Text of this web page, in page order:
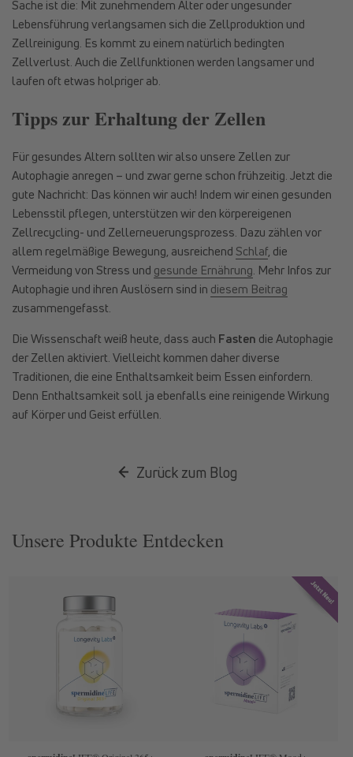
Sache ist die: Mit zunehmendem Alter oder ungesunder
Lebensführung verlangsamen sich die Zellproduktion und
Zellreinigung. Es kommt zu einem natürlich bedingten
Zellverlust. Auch die Zellfunktionen werden langsamer und
laufen oft etwas holpriger ab.
Tipps zur Erhaltung der Zellen
Für gesundes Altern sollten wir also unsere Zellen zur
Autophagie anregen – und zwar gerne schon frühzeitig. Jetzt die
gute Nachricht: Das können wir auch! Indem wir einen gesunden
Lebensstil pflegen, unterstützen wir den körpereigenen
Zellrecycling- und Zellerneuerungsprozess. Dazu zählen vor
allem regelmäßige Bewegung, ausreichend Schlaf , die
Vermeidung von Stress und gesunde Ernährung . Mehr Infos zur
Autophagie und ihren Auslösern sind in diesem Beitrag
zusammengefasst.
Die Wissenschaft weiß heute, dass auch Fasten die Autophagie
der Zellen aktiviert. Vielleicht kommen daher diverse
Traditionen, die eine Enthaltsamkeit beim Essen einfordern.
Denn Enthaltsamkeit soll ja ebenfalls eine reinigende Wirkung
auf Körper und Geist erfüllen.
Zurück zum Blog
Unsere Produkte Entdecken